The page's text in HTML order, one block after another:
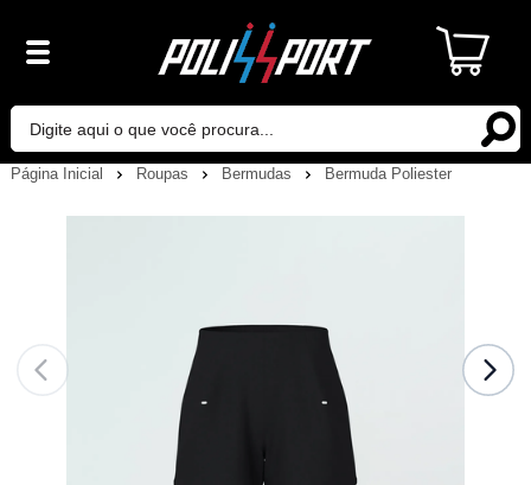
Página Inicial Roupas Bermudas Bermuda Poliester